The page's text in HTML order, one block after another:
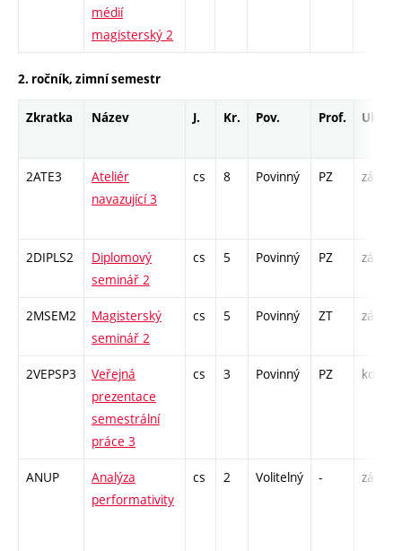
médií
magisterský 2
2. ročník, zimní semestr
Zkratka Název J. Kr. Pov. Prof. Uk.
2ATE3
Ateliér
navazující 3
cs 8 Povinný PZ zá
2DIPLS2
Diplomový
seminář 2
cs 5 Povinný PZ zá
2MSEM2
Magisterský
seminář 2
cs 5 Povinný ZT zá
2VEPSP3
Veřejná
prezentace
semestrální
práce 3
cs 3 Povinný PZ kol
ANUP
Analýza
performativity
cs 2 Volitelný - zá